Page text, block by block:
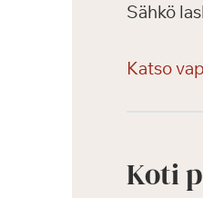
Sähkö
Katso
Koti